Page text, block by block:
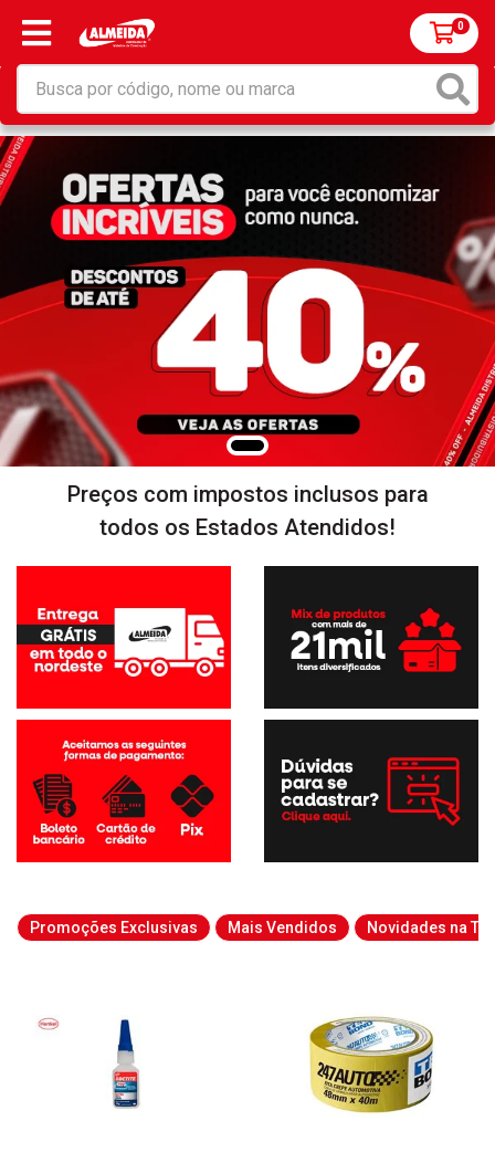
0
Preços com impostos inclusos para
todos os Estados Atendidos!
Promoções Exclusivas Mais Vendidos Novidades na